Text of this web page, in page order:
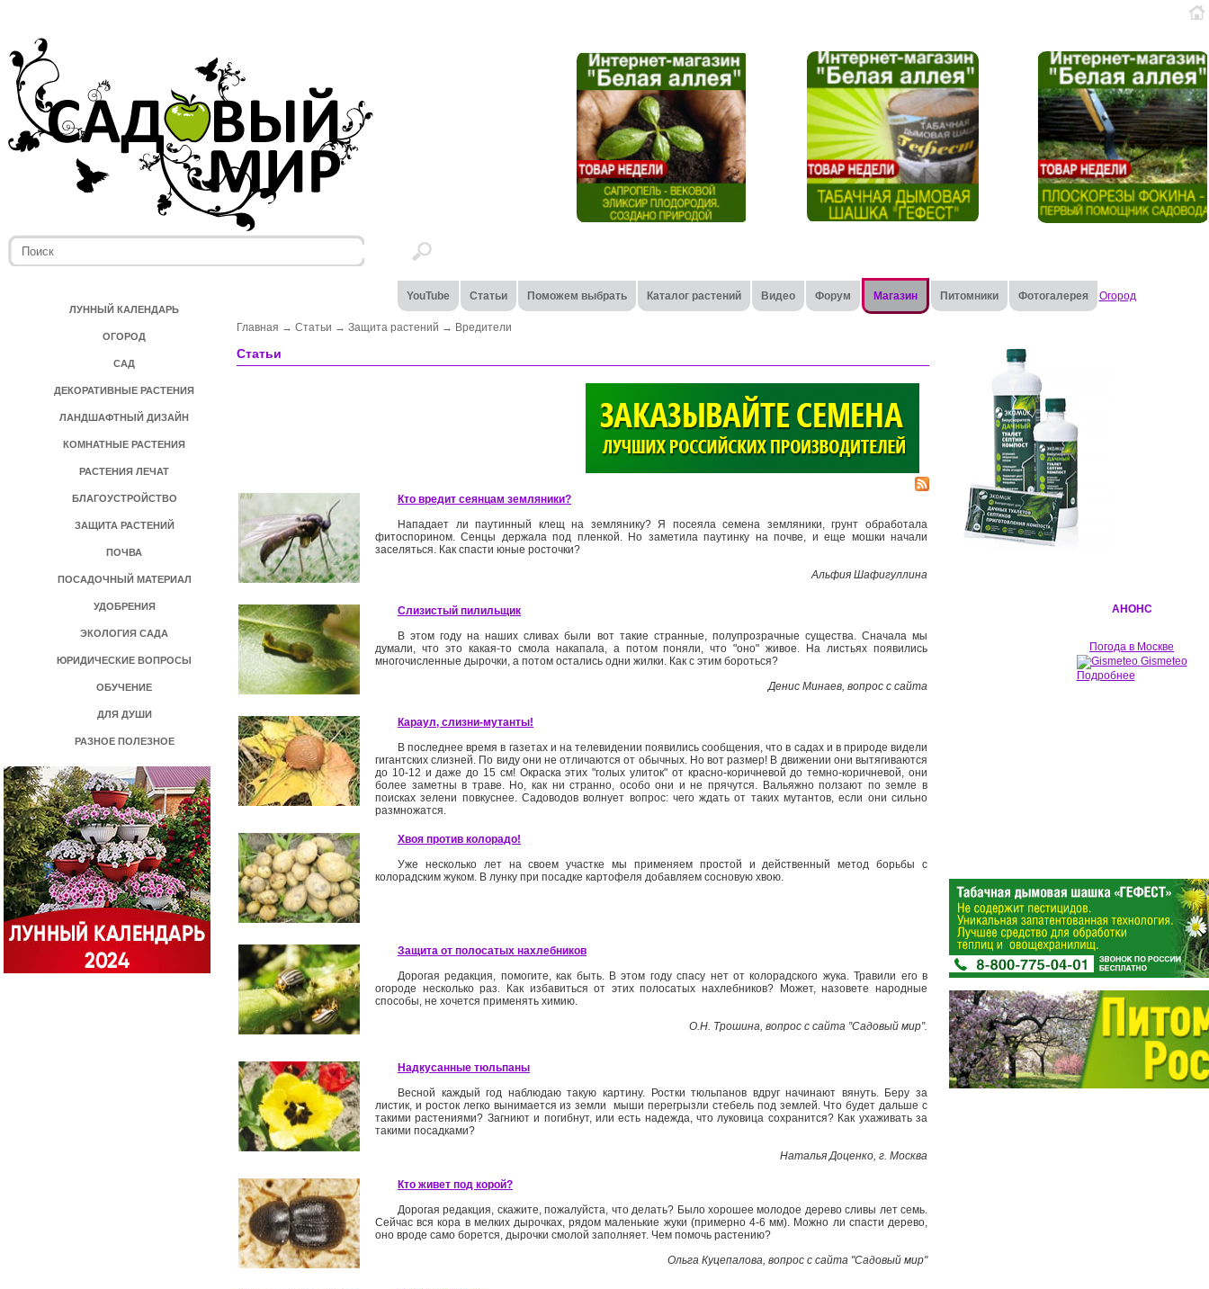
ЛУННЫЙ КАЛЕНДАРЬ
ОГОРОД
САД
ДЕКОРАТИВНЫЕ РАСТЕНИЯ
ЛАНДШАФТНЫЙ ДИЗАЙН
КОМНАТНЫЕ РАСТЕНИЯ
РАСТЕНИЯ ЛЕЧАТ
БЛАГОУСТРОЙСТВО
ЗАЩИТА РАСТЕНИЙ
ПОЧВА
ПОСАДОЧНЫЙ МАТЕРИАЛ
УДОБРЕНИЯ
ЭКОЛОГИЯ САДА
ЮРИДИЧЕСКИЕ ВОПРОСЫ
ОБУЧЕНИЕ
ДЛЯ ДУШИ
РАЗНОЕ ПОЛЕЗНОЕ
YouTube Статьи Поможем выбрать Каталог растений Видео Форум Магазин Питомники Фотогалерея Огород
Главная → Статьи → Защита растений → Вредители
Статьи
Кто вредит сеянцам земляники?
Нападает ли паутинный клещ на землянику? Я посеяла семена земляники, грунт обработала
фитоспорином. Сенцы держала под пленкой. Но заметила паутинку на почве, и еще мошки начали
заселяться. Как спасти юные росточки?
Альфия Шафигуллина
Слизистый пилильщик
В этом году на наших сливах были вот такие странные, полупрозрачные существа. Сначала мы
думали, что это какая-то смола накапала, а потом поняли, что "оно" живое. На листьях появились
многочисленные дырочки, а потом остались одни жилки. Как с этим бороться?
Денис Минаев, вопрос с сайта
Караул, слизни-­мутанты!
В последнее время в газетах и на телевидении появились сообщения, что в садах и в природе видели
гигантских слизней. По виду они не отличаются от обычных. Но вот размер! В движении они вытягиваются
до 10­-12 и даже до 15 см! Окраска этих "голых улиток" от красно­-коричневой до темно-­коричневой, они
более заметны в траве. Но, как ни странно, особо они и не прячутся. Вальяжно ползают по земле в
поисках зелени повкуснее. Садоводов волнует вопрос: чего ждать от таких мутантов, если они сильно
размножатся.
Хвоя против колорадо!
Уже несколько лет на своем участке мы применяем простой и действенный метод борьбы с
колорадским жуком. В лунку при посадке картофеля добавляем сосновую хвою.
Защита от полосатых нахлебников
Дорогая редакция, помогите, как быть. В этом году спасу нет от колорадского жука. Травили его в
огороде несколько раз. Как избавиться от этих полосатых нахлебников? Может, назовете народные
способы, не хочется применять химию.
О.Н. Трошина, вопрос с сайта ”Садовый мир”.
Надкусанные тюльпаны
Весной каждый год наблюдаю такую картину. Ростки тюльпанов вдруг начинают вянуть. Беру за
листик, и росток легко вынимается из земли ­ мыши перегрызли стебель под землей. Что будет дальше с
такими растениями? Загниют и погибнут, или есть надежда, что луковица сохранится? Как ухаживать за
таки­ми посадками?
Наталья Доценко, г. Москва
Кто живет под корой?
Дорогая редакция, скажите, пожалуйста, что делать? Было хорошее молодое дерево сливы лет семь.
Сейчас вся кора в мелких дырочках, рядом маленькие жуки (примерно 4-­6 мм). Можно ли спасти дерево,
оно вроде само борется, дырочки смолой заполняет. Чем помочь растению?
Ольга Куцепалова, вопрос с сайта "Садовый мир"
АНОНС
Погода в Москве
Gismeteo
Подробнее